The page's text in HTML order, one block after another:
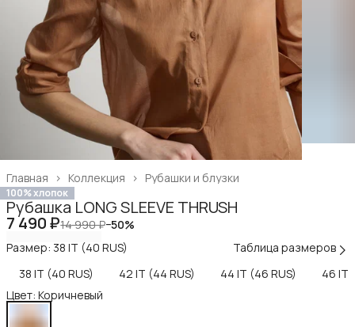
Рубашки и блузки
Коллекция ›
Главная ›
100% хлопок
Рубашка LONG SLEEVE THRUSH
7 490 ₽14 990 ₽−50%
Размер: 38 IT (40 RUS)
Таблица размеров
38 IT (40 RUS)
42 IT (44 RUS) 44 IT (46 RUS)
46 IT
Цвет: Коричневый